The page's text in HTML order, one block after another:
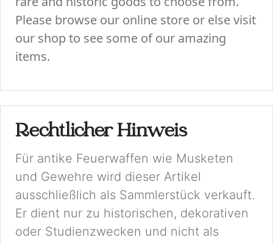
Please browse our online store or else visit
our shop to see some of our amazing
items.
Rechtlicher Hinweis
Für antike Feuerwaffen wie Musketen
und Gewehre wird dieser Artikel
ausschließlich als Sammlerstück verkauft.
Er dient nur zu historischen, dekorativen
oder Studienzwecken und nicht als